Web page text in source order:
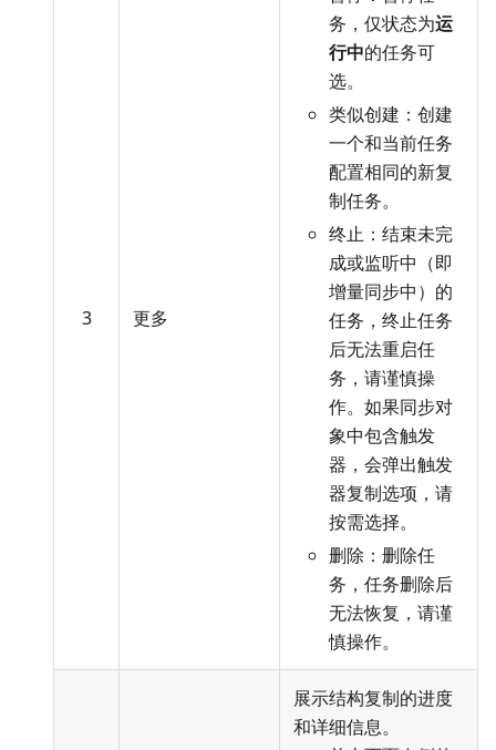
3 更多
务，仅状态为运
行中的任务可
选。
类似创建：创建
一个和当前任务
配置相同的新复
制任务。
终止：结束未完
成或监听中（即
增量同步中）的
任务，终止任务
后无法重启任
务，请谨慎操
作。如果同步对
象中包含触发
器，会弹出触发
器复制选项，请
按需选择。
删除：删除任
务，任务删除后
无法恢复，请谨
慎操作。
展示结构复制的进度
和详细信息。